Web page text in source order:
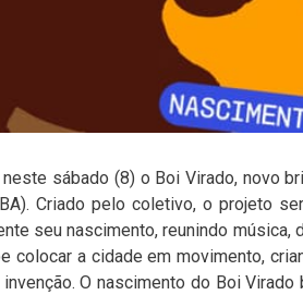
sábado (8) o Boi Virado, novo
Criado pelo coletivo, o projeto
seu nascimento, reunindo música,
colocar a cidade em movimento,
O nascimento do Boi Virado